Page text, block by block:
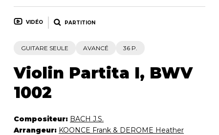
VIDÉO PARTITION
GUITARE SEULE AVANCÉ 36 P.
Violin Partita I, BWV
1002
Compositeur: BACH J.S.
Arrangeur: KOONCE Frank & DEROME Heather